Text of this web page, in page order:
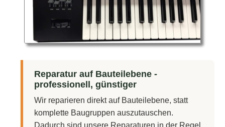
Reparatur auf Bauteilebene -
professionell, günstiger
Wir reparieren direkt auf Bauteilebene, statt
komplette Baugruppen auszutauschen.
Dadurch sind unsere Reparaturen in der Regel